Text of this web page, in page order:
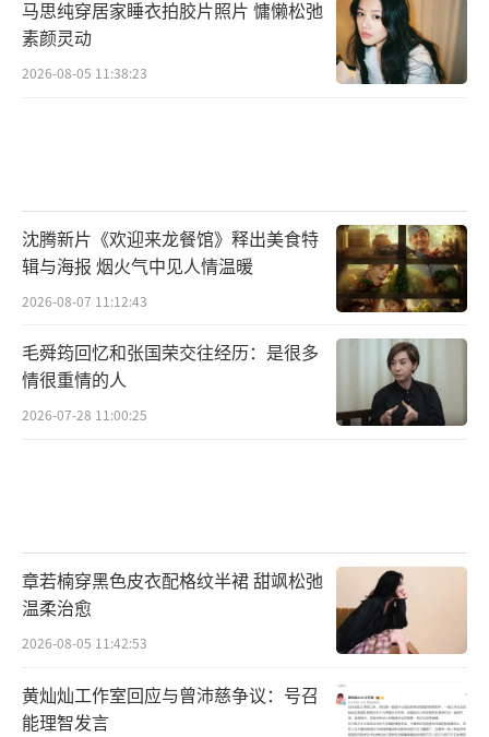
乐平台热搜，B站二创视频中涌现大量《王者荣
耀》对战画面配单依纯歌曲的剪辑，进一步推
动话题发酵。单依纯工作室回应称“音乐本就
带来更多的惊喜和创新，为音乐的发展注入新
的活力。
单依纯在《歌手2025》第四期对《李白》
的颠覆性改编，是一次成功的音乐创新尝试。
它通过巧妙地融合游戏元素，引发了网络的热
议和行业的关注，展现了音乐与游戏文化跨界
遇，也为整个音乐行业的发展提供了宝贵的经
验和启示。我们期待在未来的音乐舞台上，能
够看到更多类似的创新作品，让音乐在不断的
探索和突破中绽放出更加绚丽的光彩。
马思纯穿居家睡衣拍胶片照片 慵懒松弛
素颜灵动
2026-08-05 11:38:23
沈腾新片《欢迎来龙餐馆》释出美食特
辑与海报 烟火气中见人情温暖
2026-08-07 11:12:43
毛舜筠回忆和张国荣交往经历：是很多
情很重情的人
2026-07-28 11:00:25
章若楠穿黑色皮衣配格纹半裙 甜飒松弛
温柔治愈
2026-08-05 11:42:53
黄灿灿工作室回应与曾沛慈争议：号召
能理智发言